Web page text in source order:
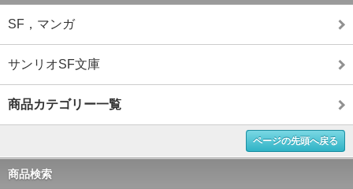
SF，マンガ
サンリオSF文庫
商品カテゴリー一覧
ページの先頭へ戻る
商品検索